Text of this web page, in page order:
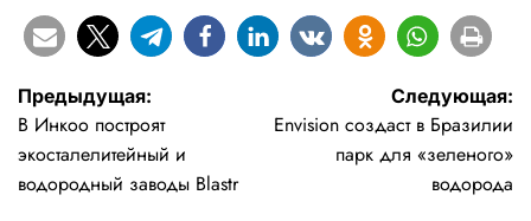
Навигация
по
записям
Предыдущая:
В Инкоо построят
экосталелитейный и
водородный заводы Blastr
Следующая:
Envision создаст в Бразилии
парк для «зеленого»
водорода